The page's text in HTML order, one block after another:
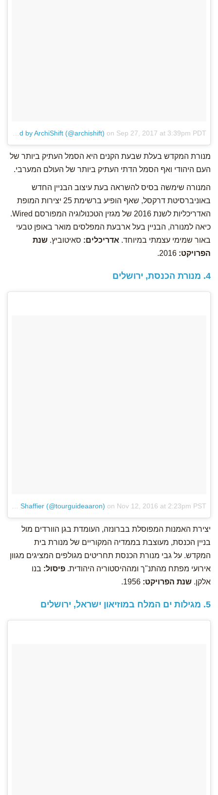
on Sep 27, 2017 at 3:39pm PDT
מנורת המקדש בעלת שבעת הקנים היא הסמל העתיק ביותר של
העם היהודי ואף הסמל הדתי העתיק ביותר של העולם המערבי.
המנורה שימשה בסיס להשראה בעת עיצוב הבניין החדש
באוניברסיטת דרקסל, שאף הופיע ברשימת 25 יצירות המופת
האדריכליות לשנת 2016 של מגזין הטכנולוגיה המפורסם Wired.
כיאה למנורה, הבניין בעל ארבעת המפלסים מואר באופן טבעי
באור שמימי עצמתי במיוחד. אדריכלים: סאיטוביץ. שנת
הפרויקט:
4. מנורת הכנסת, ירושלים
on Nov 12, 2016 at 2:23pm PST
יצירת האמנות המפוסלת בברונזה, העומדת בגן הוורדים מול
בניין הכנסת, מעוצבת בממדיה המקוריים של מנורת בית
המקדש. על גבי מנורת הכנסת תחריטים מגולפים המציגים מגוון
אירועי מפתח מהתנ"ך ומההיסטוריה היהודית. פיסול: בנו
אלקן. שנת הפרויקט:
5. מגילות ים המלח במוזיאון ישראל, ירושלים